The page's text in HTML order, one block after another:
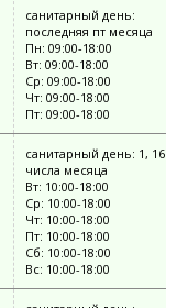
санитарный день:
последняя пт месяца
Пн: 09:00-18:00
Вт: 09:00-18:00
Ср: 09:00-18:00
Чт: 09:00-18:00
Пт: 09:00-18:00
санитарный день: 1, 16
числа месяца
Вт: 10:00-18:00
Ср: 10:00-18:00
Чт: 10:00-18:00
Пт: 10:00-18:00
Сб: 10:00-18:00
Вс: 10:00-18:00